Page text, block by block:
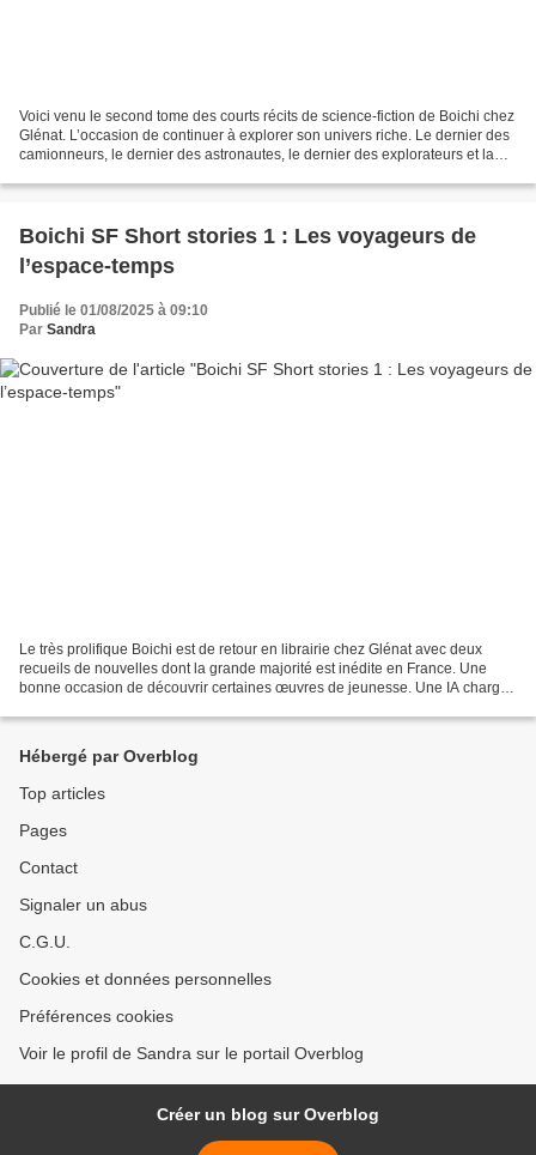
Voici venu le second tome des courts récits de science-fiction de Boichi chez
Glénat. L’occasion de continuer à explorer son univers riche. Le dernier des
camionneurs, le dernier des astronautes, le dernier des explorateurs et la
Boichi SF Short stories 1 : Les voyageurs de
l’espace-temps
Publié le 01/08/2025 à 09:10
Par Sandra
Le très prolifique Boichi est de retour en librairie chez Glénat avec deux
recueils de nouvelles dont la grande majorité est inédite en France. Une
bonne occasion de découvrir certaines œuvres de jeunesse. Une IA chargée
Hébergé par Overblog
Top articles
Pages
Contact
Signaler un abus
C.G.U.
Cookies et données personnelles
Préférences cookies
Voir le profil de Sandra sur le portail Overblog
Créer un blog sur Overblog